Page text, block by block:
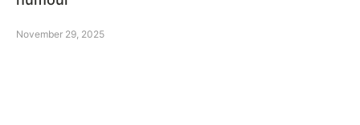
November 29, 2025